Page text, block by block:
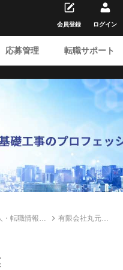
応募管理 転職サポート
会員登録 ログイン
・転職情報一
有限会社丸元工